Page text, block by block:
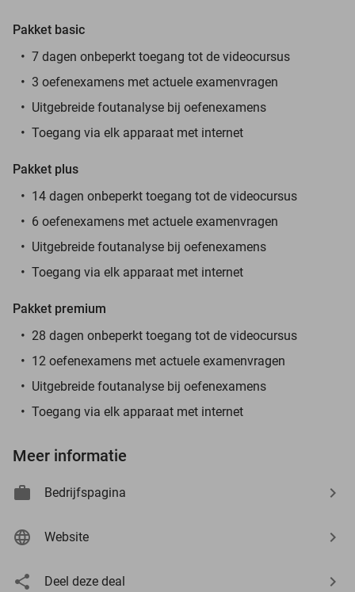
Pakket basic
7 dagen onbeperkt toegang tot de videocursus
3 oefenexamens met actuele examenvragen
Uitgebreide foutanalyse bij oefenexamens
Toegang via elk apparaat met internet
Pakket plus
14 dagen onbeperkt toegang tot de videocursus
6 oefenexamens met actuele examenvragen
Uitgebreide foutanalyse bij oefenexamens
Toegang via elk apparaat met internet
Pakket premium
28 dagen onbeperkt toegang tot de videocursus
12 oefenexamens met actuele examenvragen
Uitgebreide foutanalyse bij oefenexamens
Toegang via elk apparaat met internet
Meer informatie
Bedrijfspagina
Website
Deel deze deal